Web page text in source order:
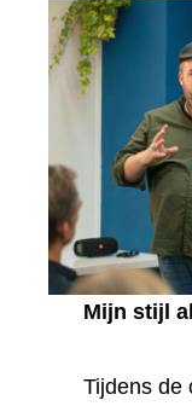
Mijn stijl
Tijdens de